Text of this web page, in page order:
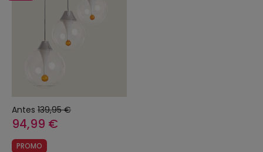
Antes 139,95 €
94,99 €
PROMO